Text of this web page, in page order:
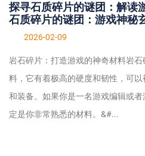
探寻石质碎片的谜团：解读
石质碎片的谜团：游戏神秘
2026-02-09
岩石碎片：打造游戏的神奇材料岩
料，它有着极高的硬度和韧性，可
和装备。如果你是一名游戏编辑或
定是你非常熟悉的材料。&#...